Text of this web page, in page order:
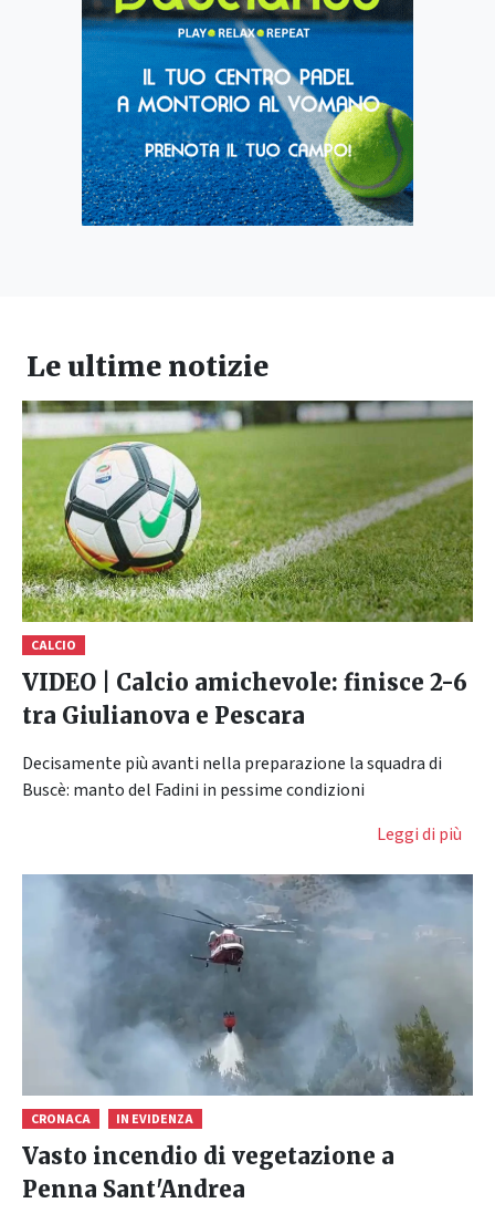
Le ultime notizie
CALCIO
VIDEO | Calcio amichevole: finisce 2-6
tra Giulianova e Pescara
Decisamente più avanti nella preparazione la squadra di
Buscè: manto del Fadini in pessime condizioni
Leggi di più
CRONACA IN EVIDENZA
Vasto incendio di vegetazione a
Penna Sant'Andrea